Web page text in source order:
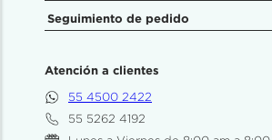
Seguimiento de pedido
Atención a clientes
55 4500 2422
55 5262 4192